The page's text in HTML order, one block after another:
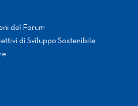
del Forum
di Sviluppo Sostenibile